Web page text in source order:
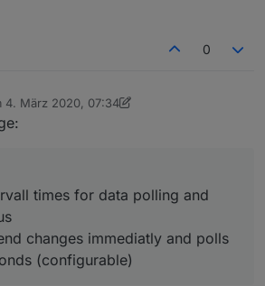
0
4. März 2020, 07:34
von stefande 3. Apr. 2020, 08:35
times for data polling and
changes immediatly and polls
(configurable)